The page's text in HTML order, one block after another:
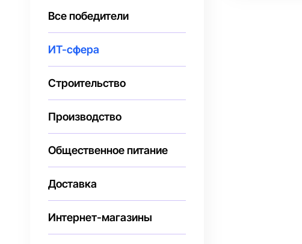
Все победители
ИТ-сфера
Строительство
Производство
Общественное питание
Доставка
Интернет-магазины